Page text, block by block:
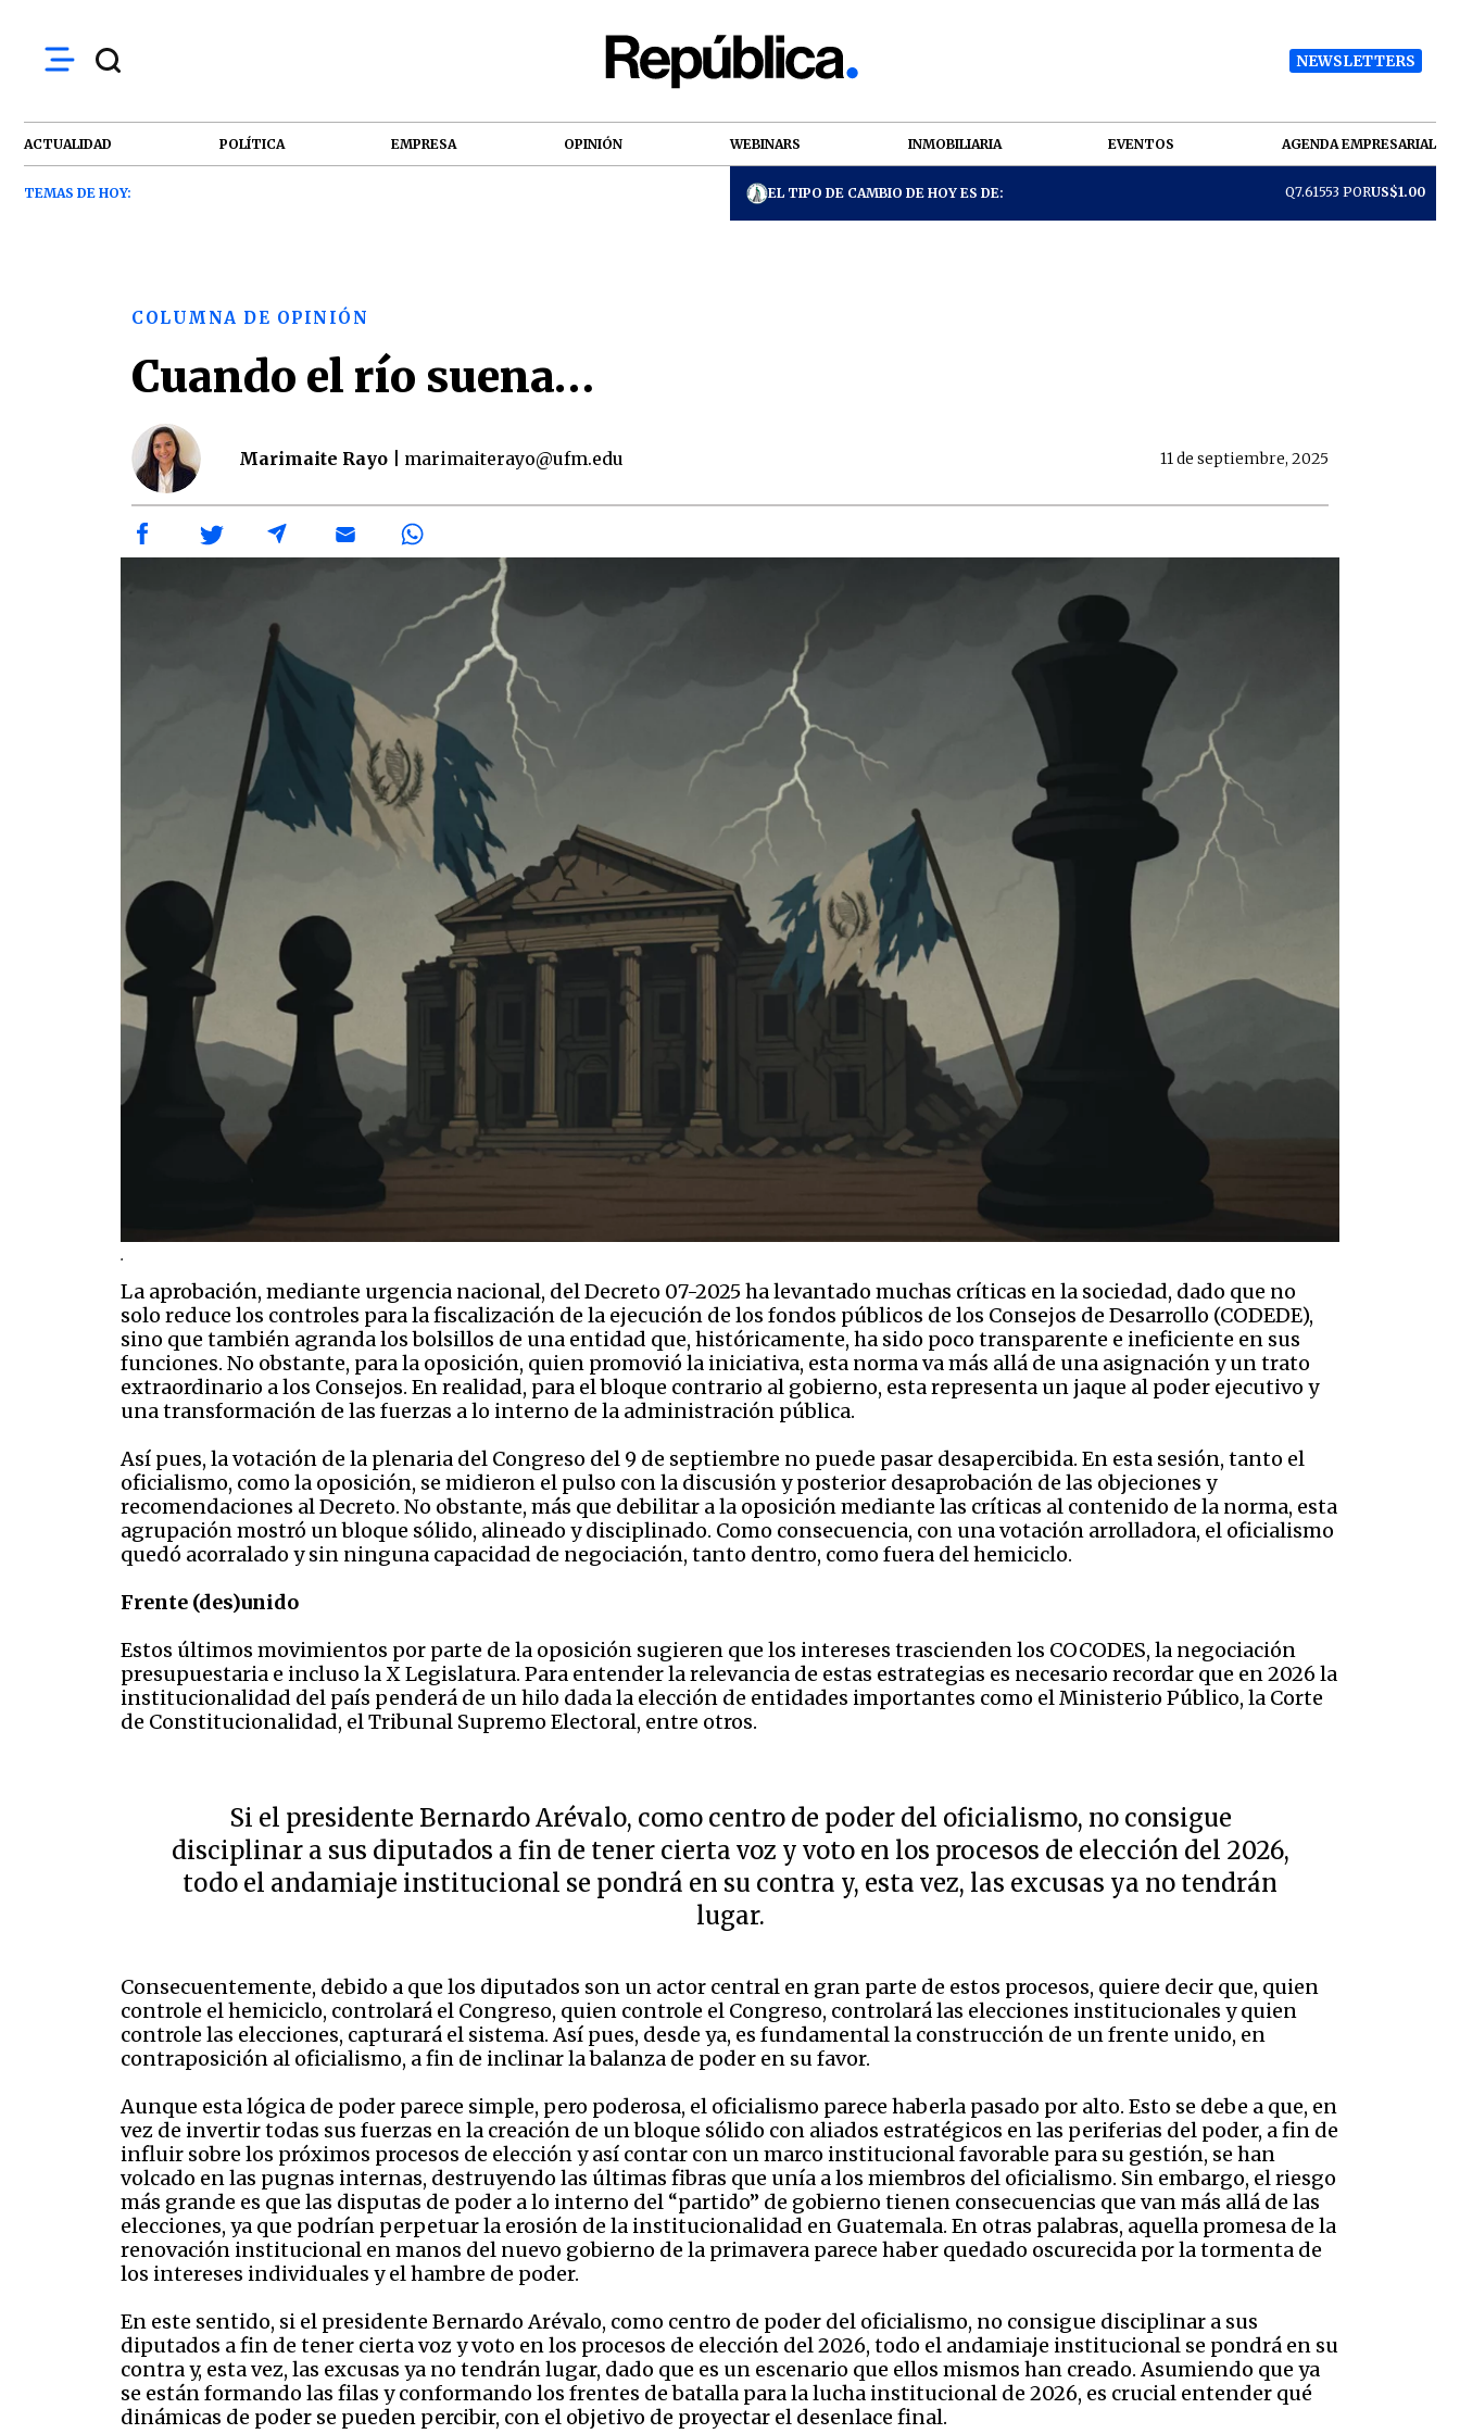
NEWSLETTERS
ACTUALIDAD POLÍTICA EMPRESA OPINIÓN WEBINARS INMOBILIARIA EVENTOS AGENDA EMPRESARIAL
TEMAS DE HOY: EL TIPO DE CAMBIO DE HOY ES DE: Q7.61553 PORUS$1.00
COLUMNA DE OPINIÓN
Cuando el río suena…
Marimaite Rayo | marimaiterayo@ufm.edu 11 de septiembre, 2025
.
La aprobación, mediante urgencia nacional, del Decreto 07-2025 ha levantado muchas críticas en la sociedad, dado que no
solo reduce los controles para la fiscalización de la ejecución de los fondos públicos de los Consejos de Desarrollo (CODEDE),
sino que también agranda los bolsillos de una entidad que, históricamente, ha sido poco transparente e ineficiente en sus
funciones. No obstante, para la oposición, quien promovió la iniciativa, esta norma va más allá de una asignación y un trato
extraordinario a los Consejos. En realidad, para el bloque contrario al gobierno, esta representa un jaque al poder ejecutivo y
una transformación de las fuerzas a lo interno de la administración pública.
Así pues, la votación de la plenaria del Congreso del 9 de septiembre no puede pasar desapercibida. En esta sesión, tanto el
oficialismo, como la oposición, se midieron el pulso con la discusión y posterior desaprobación de las objeciones y
recomendaciones al Decreto. No obstante, más que debilitar a la oposición mediante las críticas al contenido de la norma, esta
agrupación mostró un bloque sólido, alineado y disciplinado. Como consecuencia, con una votación arrolladora, el oficialismo
quedó acorralado y sin ninguna capacidad de negociación, tanto dentro, como fuera del hemiciclo.
Frente (des)unido
Estos últimos movimientos por parte de la oposición sugieren que los intereses trascienden los COCODES, la negociación
presupuestaria e incluso la X Legislatura. Para entender la relevancia de estas estrategias es necesario recordar que en 2026 la
institucionalidad del país penderá de un hilo dada la elección de entidades importantes como el Ministerio Público, la Corte
de Constitucionalidad, el Tribunal Supremo Electoral, entre otros.
Si el presidente Bernardo Arévalo, como centro de poder del oficialismo, no consigue
disciplinar a sus diputados a fin de tener cierta voz y voto en los procesos de elección del 2026,
todo el andamiaje institucional se pondrá en su contra y, esta vez, las excusas ya no tendrán
lugar.
Consecuentemente, debido a que los diputados son un actor central en gran parte de estos procesos, quiere decir que, quien
controle el hemiciclo, controlará el Congreso, quien controle el Congreso, controlará las elecciones institucionales y quien
controle las elecciones, capturará el sistema. Así pues, desde ya, es fundamental la construcción de un frente unido, en
contraposición al oficialismo, a fin de inclinar la balanza de poder en su favor.
Aunque esta lógica de poder parece simple, pero poderosa, el oficialismo parece haberla pasado por alto. Esto se debe a que, en
vez de invertir todas sus fuerzas en la creación de un bloque sólido con aliados estratégicos en las periferias del poder, a fin de
influir sobre los próximos procesos de elección y así contar con un marco institucional favorable para su gestión, se han
volcado en las pugnas internas, destruyendo las últimas fibras que unía a los miembros del oficialismo. Sin embargo, el riesgo
más grande es que las disputas de poder a lo interno del “partido” de gobierno tienen consecuencias que van más allá de las
elecciones, ya que podrían perpetuar la erosión de la institucionalidad en Guatemala. En otras palabras, aquella promesa de la
renovación institucional en manos del nuevo gobierno de la primavera parece haber quedado oscurecida por la tormenta de
los intereses individuales y el hambre de poder.
En este sentido, si el presidente Bernardo Arévalo, como centro de poder del oficialismo, no consigue disciplinar a sus
diputados a fin de tener cierta voz y voto en los procesos de elección del 2026, todo el andamiaje institucional se pondrá en su
contra y, esta vez, las excusas ya no tendrán lugar, dado que es un escenario que ellos mismos han creado. Asumiendo que ya
se están formando las filas y conformando los frentes de batalla para la lucha institucional de 2026, es crucial entender qué
dinámicas de poder se pueden percibir, con el objetivo de proyectar el desenlace final.